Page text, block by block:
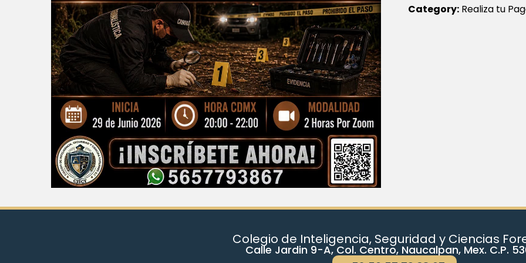
Category: Realiza tu
Colegio de Inteligencia, Seguridad y Ciencias
Calle Jardin 9-A, Col. Centro, Naucalpan, Mex. C.P.